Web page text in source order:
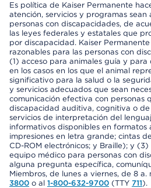
Es política de Kaiser Permanente
atención, servicios y programas sean
personas con discapacidades, de
las leyes federales y estatales que
por discapacidad. Kaiser
razonables para las personas con
(1) acceso para animales guía y para
en los casos en los que el animal
significativo para la salud o la
y servicios adecuados que sean
comunicación efectiva con personas
discapacidad auditiva, cognitiva o de
servicios de interpretación del
informativos disponibles en
impresiones en letra grande; cintas
CD-ROM electrónicos; y Braille); y
equipo médico para personas con
alguna pregunta específica,
Miembros, de lunes a viernes, de 8 a.
3800 o al 1-800-632-9700 (TTY 711).